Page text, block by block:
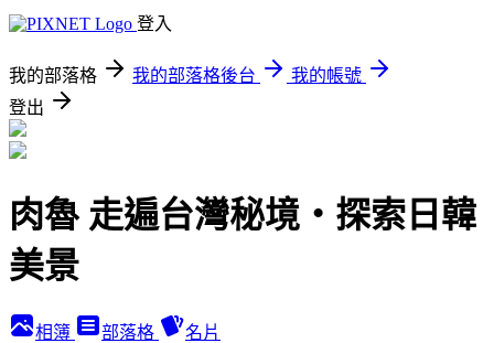
登入
我的部落格 我的部落格後台
我的帳號
登出
肉魯 走遍台灣秘境・探索日韓
美景
相簿 部落格 名片